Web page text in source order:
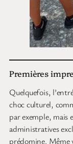
Premières
Quelquefois,
choc culturel,
par exemple, mais
administratives
prédomine. Même